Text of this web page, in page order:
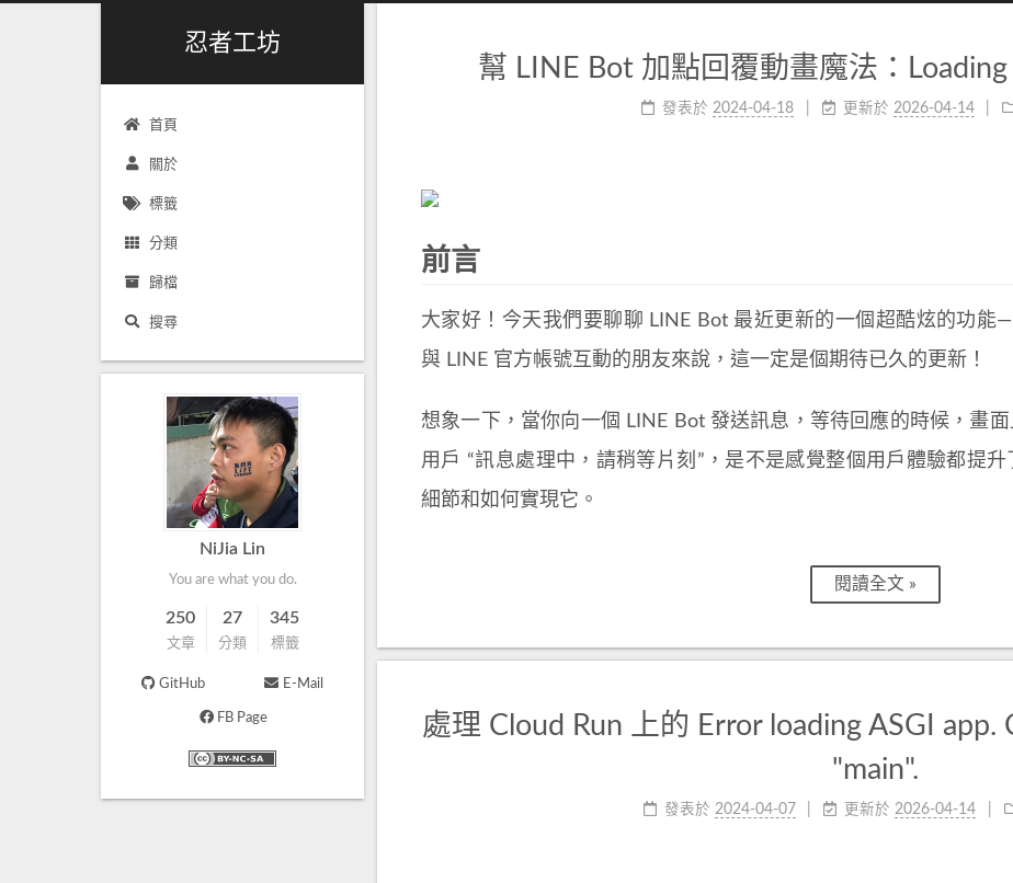
忍者工坊
首頁
關於
標籤
分類
歸檔
搜尋
幫 LINE Bot 加點回覆動畫魔法：
發表於 2024-04-18 更新於 2026-04-14
前言
大家好！今天我們要聊聊 LINE Bot 最近更新的一個超酷炫的功能
與 LINE 官方帳號互動的朋友來說，這一定是個期待已久的更新！
想象一下，當你向一個 LINE Bot 發送訊息，等待回應的時候，畫
用戶 “訊息處理中，請稍等片刻”，是不是感覺整個用戶體驗都提
細節和如何實現它。
閱讀全文 »
處理 Cloud Run 上的 Error loading ASGI
"main".
發表於 2024-04-07 更新於 2026-04-14
NiJia Lin
You are what you do.
250
文章
27
分類
345
標籤
GitHub E-Mail
FB Page